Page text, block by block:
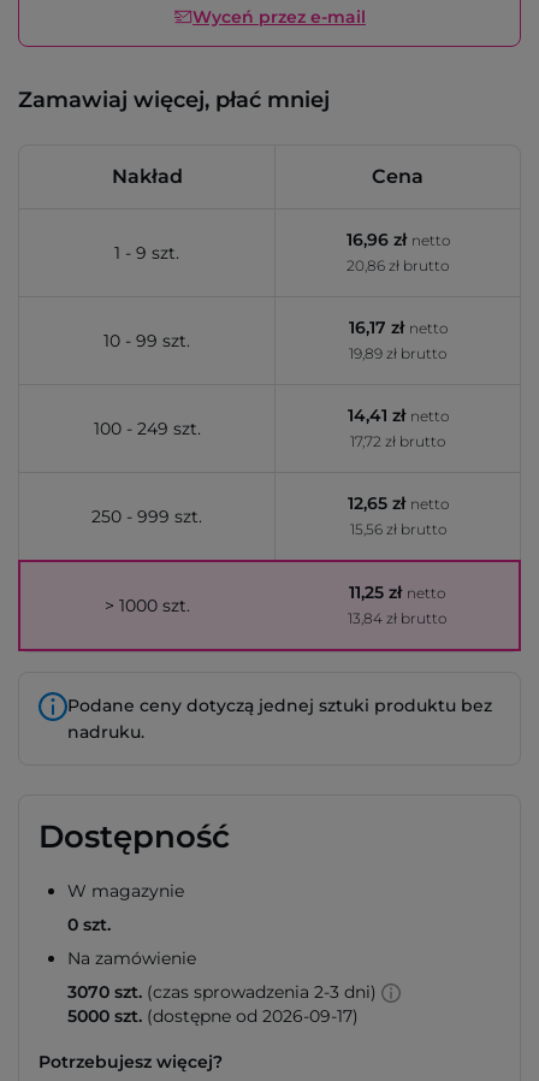
Wyceń przez e-mail
Zamawiaj więcej, płać mniej
Nakład Cena
1 - 9 szt.
16,96 zł netto
20,86 zł brutto
10 - 99 szt.
16,17 zł netto
19,89 zł brutto
100 - 249 szt.
14,41 zł netto
17,72 zł brutto
250 - 999 szt.
12,65 zł netto
15,56 zł brutto
> 1000 szt.
11,25 zł netto
13,84 zł brutto
Podane ceny dotyczą jednej sztuki produktu bez
nadruku.
Dostępność
W magazynie
0 szt.
Na zamówienie
3070 szt. (czas sprowadzenia 2-3 dni)
5000 szt. (dostępne od 2026-09-17)
Potrzebujesz więcej?